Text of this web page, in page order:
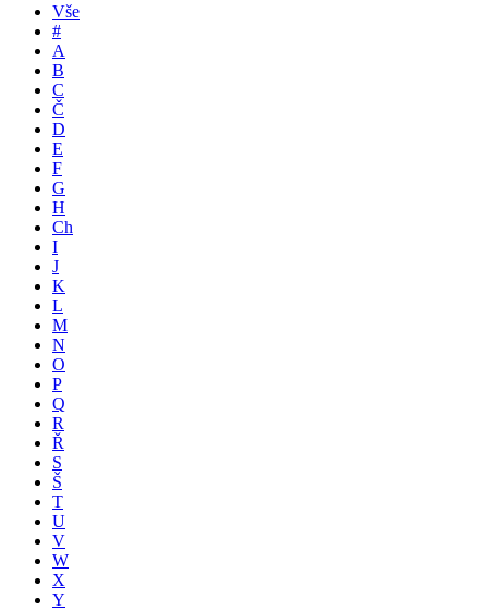
Vše
#
A
B
C
Č
D
E
F
G
H
Ch
I
J
K
L
M
N
O
P
Q
R
Ř
S
Š
T
U
V
W
X
Y